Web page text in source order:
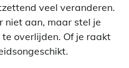
veel veranderen.
niet aan, maar stel je
overlijden. Of je raakt